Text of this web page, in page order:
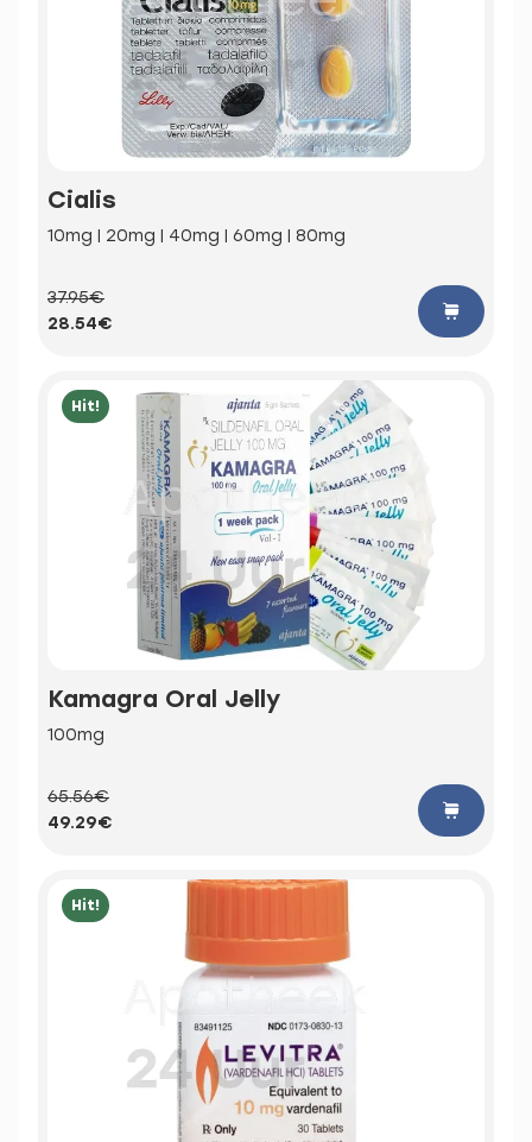
Cialis
10mg | 20mg | 40mg | 60mg | 80mg
37.95€
28.54€
Hit!
Kamagra Oral Jelly
100mg
65.56€
49.29€
Hit!